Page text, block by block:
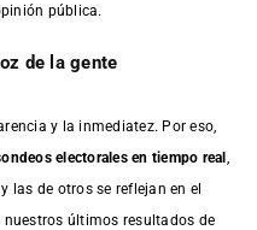
pública.
de la gente
y la inmediatez. Por eso,
electorales en tiempo real
las de otros se reflejan en el
últimos resultados de